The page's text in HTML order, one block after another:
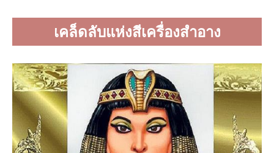
เคล็ดลับแห่งสีเครื่องสำอาง